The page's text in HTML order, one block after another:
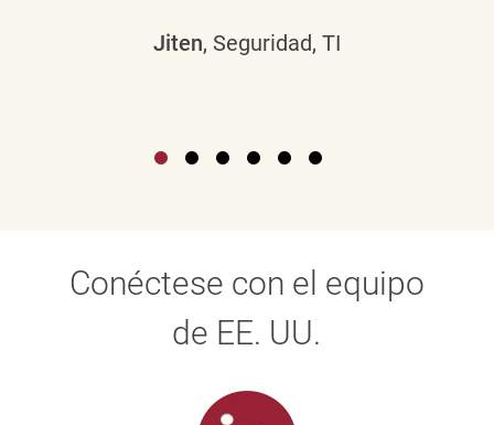
Jiten, Seguridad, TI
Conéctese con el equipo
de EE. UU.